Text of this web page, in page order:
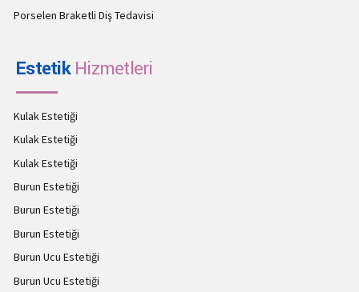
Porselen Braketli Diş Tedavisi
Estetik Hizmetleri
Kulak Estetiği
Kulak Estetiği
Kulak Estetiği
Burun Estetiği
Burun Estetiği
Burun Estetiği
Burun Ucu Estetiği
Burun Ucu Estetiği